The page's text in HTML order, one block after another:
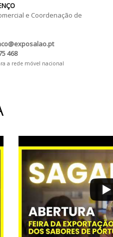
e Coordenação de
468
a rede móvel nacional